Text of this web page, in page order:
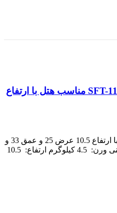
گاوصندوق مدل SFT-112533ET-S مناسب هتل با ارتفاع
گاوصندوق مناسب برای هتل ها با ارتفاع 10.5 عرض 25 و عمق 33 و
وزن 4.5 کیلوگرمی مشخصات فنی ورن: 4.5 کیلوگرم ارتفاع: 10.5